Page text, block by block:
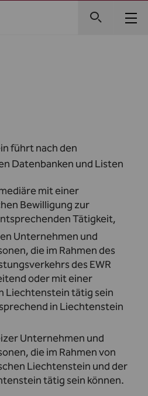
führt nach den
Datenbanken und Listen
mit einer
Bewilligung zur
Tätigkeit,
Unternehmen und
die im Rahmen des
des EWR
oder mit einer
Liechtenstein tätig sein
in Liechtenstein
Unternehmen und
die im Rahmen von
Liechtenstein und der
tätig sein können.